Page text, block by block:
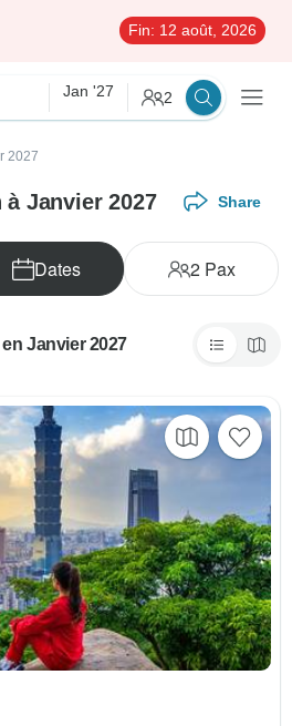
Fin: 12 août, 2026
Jan '27 2
2027
Janvier 2027 Share
Dates 2Pax
Janvier 2027